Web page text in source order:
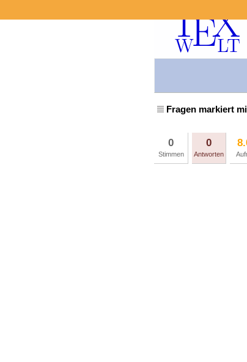
Fragen markiert
0
Stimmen
0
Antworten